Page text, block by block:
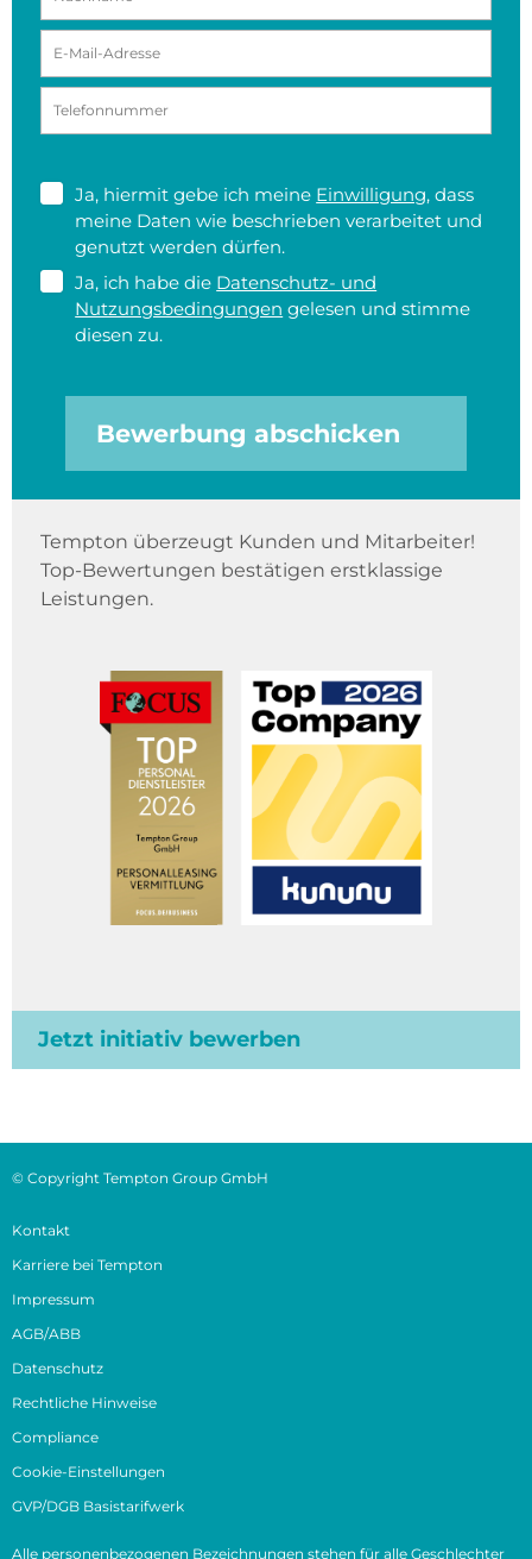
Ja, hiermit gebe ich meine Einwilligung, dass
meine Daten wie beschrieben verarbeitet und
genutzt werden dürfen.
Ja, ich habe die Datenschutz- und
Nutzungsbedingungen gelesen und stimme
diesen zu.
Bewerbung abschicken
Tempton überzeugt Kunden und Mitarbeiter!
Top-Bewertungen bestätigen erstklassige
Leistungen.
Jetzt initiativ bewerben
© Copyright Tempton Group GmbH
Kontakt
Karriere bei Tempton
Impressum
AGB/ABB
Datenschutz
Rechtliche Hinweise
Compliance
Cookie-Einstellungen
GVP/DGB Basistarifwerk
Alle personenbezogenen Bezeichnungen stehen für alle Geschlechter